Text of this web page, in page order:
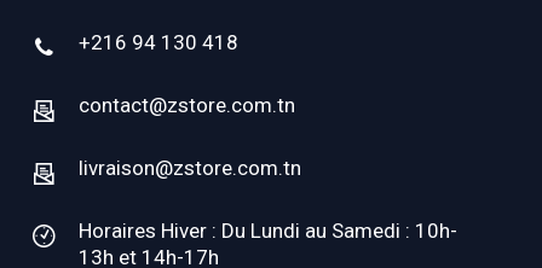
+216 94 130 418
contact@zstore.com.tn
livraison@zstore.com.tn
Horaires Hiver : Du Lundi au Samedi : 10h-
13h et 14h-17h